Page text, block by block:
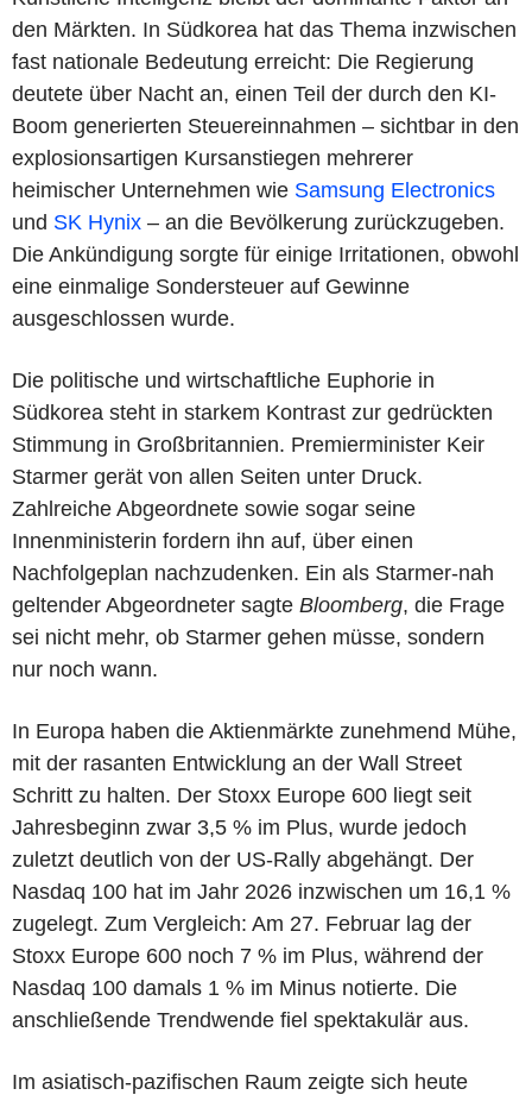
den Märkten. In Südkorea hat das Thema inzwischen
fast nationale Bedeutung erreicht: Die Regierung
deutete über Nacht an, einen Teil der durch den KI-
Boom generierten Steuereinnahmen – sichtbar in den
explosionsartigen Kursanstiegen mehrerer
heimischer Unternehmen wie Samsung Electronics
und SK Hynix – an die Bevölkerung zurückzugeben.
Die Ankündigung sorgte für einige Irritationen, obwohl
eine einmalige Sondersteuer auf Gewinne
ausgeschlossen wurde.
Die politische und wirtschaftliche Euphorie in
Südkorea steht in starkem Kontrast zur gedrückten
Stimmung in Großbritannien. Premierminister Keir
Starmer gerät von allen Seiten unter Druck.
Zahlreiche Abgeordnete sowie sogar seine
Innenministerin fordern ihn auf, über einen
Nachfolgeplan nachzudenken. Ein als Starmer-nah
geltender Abgeordneter sagte Bloomberg, die Frage
sei nicht mehr, ob Starmer gehen müsse, sondern
nur noch wann.
In Europa haben die Aktienmärkte zunehmend Mühe,
mit der rasanten Entwicklung an der Wall Street
Schritt zu halten. Der Stoxx Europe 600 liegt seit
Jahresbeginn zwar 3,5 % im Plus, wurde jedoch
zuletzt deutlich von der US-Rally abgehängt. Der
Nasdaq 100 hat im Jahr 2026 inzwischen um 16,1 %
zugelegt. Zum Vergleich: Am 27. Februar lag der
Stoxx Europe 600 noch 7 % im Plus, während der
Nasdaq 100 damals 1 % im Minus notierte. Die
anschließende Trendwende fiel spektakulär aus.
Im asiatisch-pazifischen Raum zeigte sich heute